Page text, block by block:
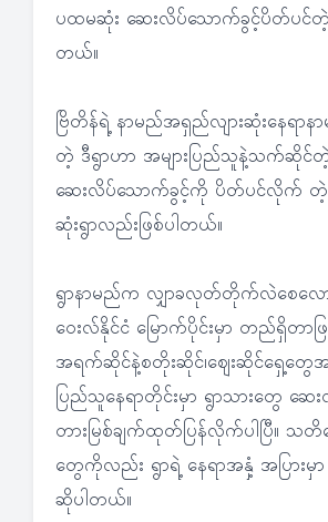
ပထမဆုံး ဆေးလိပ်သောက်ခွင့်ပိတ်ပင်တဲ့
တယ်။
ဗြိတိန်ရဲ့ နာမည်အရှည်လျားဆုံးနေရာန
တဲ့ ဒီရွာဟာ အများပြည်သူနဲ့သက်ဆိုင်
ဆေးလိပ်သောက်ခွင့်ကို ပိတ်ပင်လိုက် တဲ့
ဆုံးရွာလည်းဖြစ်ပါတယ်။
ရွာနာမည်က လျှာခလုတ်တိုက်လဲစေလ
ဝေးလ်နိုင်ငံ မြောက်ပိုင်းမှာ တည်ရှိတာဖ
အရက်ဆိုင်နဲ့စတိုးဆိုင်၊ဈေးဆိုင်ရှေ့တွေအ
ပြည်သူနေရာတိုင်းမှာ ရွာသားတွေ ဆ
တားမြစ်ချက်ထုတ်ပြန်လိုက်ပါပြီ။ သ
တွေကိုလည်း ရွာရဲ့ နေရာအနှံ့ အပြား
ဆိုပါတယ်။